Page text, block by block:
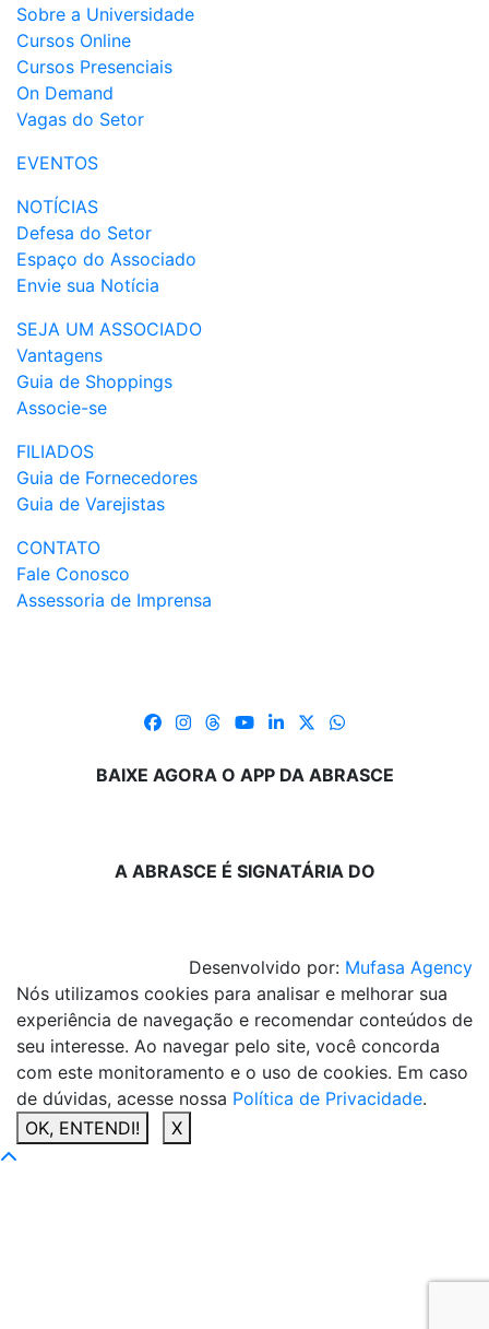
Sobre a Universidade
Cursos Online
Cursos Presenciais
On Demand
Vagas do Setor
EVENTOS
NOTÍCIAS
Defesa do Setor
Espaço do Associado
Envie sua Notícia
SEJA UM ASSOCIADO
Vantagens
Guia de Shoppings
Associe-se
FILIADOS
Guia de Fornecedores
Guia de Varejistas
CONTATO
Fale Conosco
Assessoria de Imprensa
BAIXE AGORA O APP DA ABRASCE
A ABRASCE É SIGNATÁRIA DO
Desenvolvido por: Mufasa Agency
Nós utilizamos cookies para analisar e melhorar sua
experiência de navegação e recomendar conteúdos de
seu interesse. Ao navegar pelo site, você concorda
com este monitoramento e o uso de cookies. Em caso
de dúvidas, acesse nossa Política de Privacidade.
OK, ENTENDI!
X